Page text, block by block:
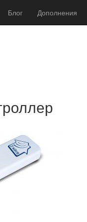
Блог Дополнения